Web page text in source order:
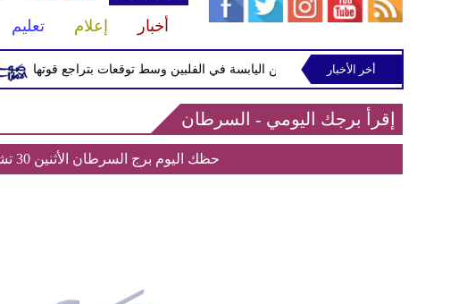
أخبار
إعلام تعليم
الاستوائية "مايماي" تقترب من اليابسة في الفلبين وسط توقعات بتراجع قوتها
أخر الأخبار
إقرأ برجك اليومي - السرطان
حظك اليوم برج السرطان الأثنين 30 تشرين الثاني / نوفمبر2020